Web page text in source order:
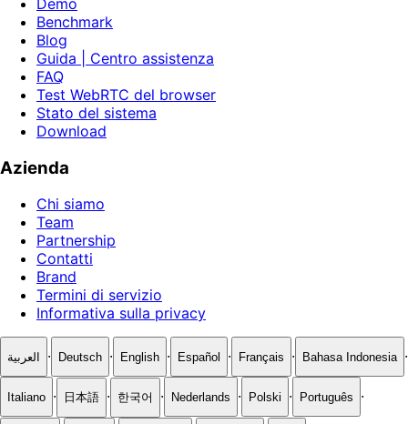
Benchmark
Blog
Guida | Centro assistenza
FAQ
Test WebRTC del browser
Stato del sistema
Download
Azienda
Chi siamo
Team
Partnership
Contatti
Brand
Termini di servizio
Informativa sulla privacy
العربية · Deutsch · English · Español · Français · Bahasa Indonesia ·
Italiano · 日本語 · 한국어 · Nederlands · Polski · Português ·